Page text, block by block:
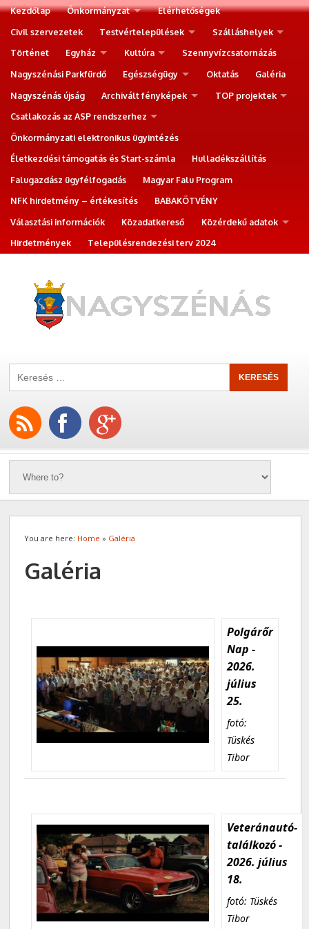
Kezdőlap Önkormányzat
Elérhetőségek
Civil szervezetek
Testvértelepülések
Szálláshelyek
Történet
Egyház Kultúra
Szennyvízcsatornázás
Nagyszénási Parkfürdő
Egészségügy Oktatás
Galéria
Nagyszénás újság
Archivált fényképek
TOP projektek
Csatlakozás az ASP rendszerhez
Önkormányzati elektronikus ügyintézés
Életkezdési támogatás és Start-számla
Hulladékszállítás
Falugazdász ügyfélfogadás
Magyar Falu Program
NFK hirdetmény – értékesítés
BABAKÖTVÉNY
Választási információk
Közadatkereső
Közérdekű adatok
Hirdetmények
Településrendezési terv 2024
You are here: Home » Galéria
Galéria
Polgárőr
Nap -
2026.
július
25.
fotó:
Tüskés
Tibor
Veteránautó-
találkozó -
2026. július
18.
fotó: Tüskés
Tibor